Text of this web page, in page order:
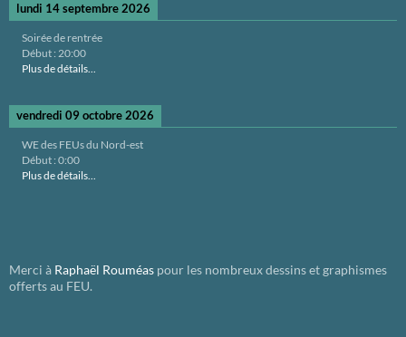
lundi 14 septembre 2026
Soirée de rentrée
Début : 20:00
Plus de détails...
vendredi 09 octobre 2026
WE des FEUs du Nord-est
Début : 0:00
Plus de détails...
Merci à Raphaël Rouméas pour les nombreux dessins et graphismes
offerts au FEU.